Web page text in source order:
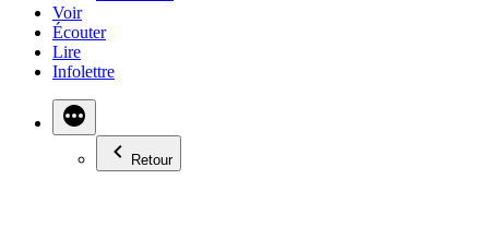
Voir
Écouter
Lire
Infolettre
Retour